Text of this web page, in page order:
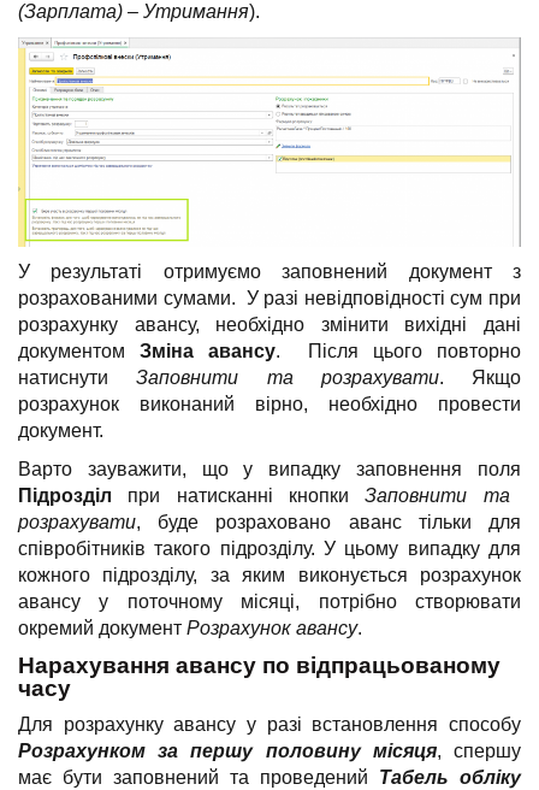
(Зарплата) – Утримання).
У результаті отримуємо заповнений документ з
розрахованими сумами. У разі невідповідності сум при
розрахунку авансу, необхідно змінити вихідні дані
документом Зміна авансу. Після цього повторно
натиснутиЗаповнити та розрахувати. Якщо
розрахунок виконаний вірно, необхідно провести
документ.
Варто зауважити, що у випадку заповнення поля
Підрозділ при натисканні кнопкиЗаповнити та
розрахувати, буде розраховано аванс тільки для
співробітників такого підрозділу. У цьому випадку для
кожного підрозділу, за яким виконується розрахунок
авансу у поточному місяці, потрібно створювати
окремий документ Розрахунок авансу.
Нарахування авансу по відпрацьованому
часу
Для розрахунку авансу у разі встановлення способу
Розрахунком за першу половину місяця, спершу
має бути заповнений та проведений Табель обліку